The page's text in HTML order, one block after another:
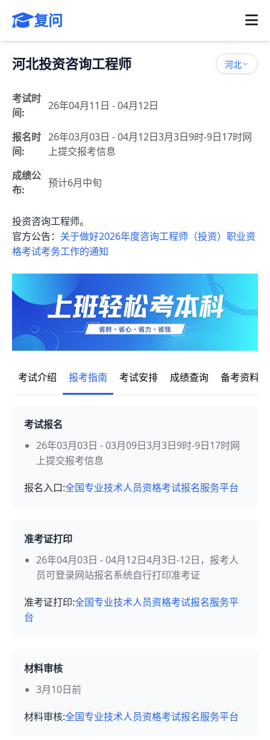
复问
河北投资咨询工程师 河北
考试时
间:
26年04月11日 - 04月12日
报名时
间:
26年03月03日 - 04月12日3月3日9时-9日17时网
上提交报考信息
成绩公
布:
预计6月中旬
投资咨询工程师。
官方公告： 关于做好2026年度咨询工程师（投资）职业资
格考试考务工作的通知
考试介绍 报考指南 考试安排 成绩查询 备考资料
考试报名
26年03月03日 - 03月09日3月3日9时-9日17时网
上提交报考信息
报名入口:全国专业技术人员资格考试报名服务平台
准考证打印
26年04月03日 - 04月12日4月3日-12日，报考人
员可登录网站报名系统自行打印准考证
准考证打印:全国专业技术人员资格考试报名服务平
台
材料审核
3月10日前
材料审核:全国专业技术人员资格考试报名服务平台